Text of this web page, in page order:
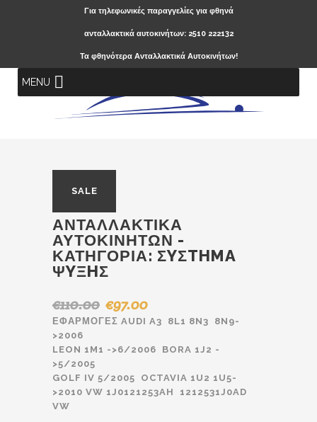
Για τηλεφωνικές παραγγελίες για φθηνά
ανταλλακτικά αυτοκινήτων: 2510 222132
Τα φθηνότερα Ανταλλακτικά Αυτοκινήτων!
MENU
SALE
ΑΝΤΑΛΛΑΚΤΙΚΆ
ΑΥΤΟΚΙΝΉΤΩΝ -
ΚΑΤΗΓΟΡΊΑ: ΣYΣTHMA
ΨYΞHΣ
€110.00 Original
price
€110.00.
€97.00Η
τρέχουσα
είναι:
ΕΦΑΡΜΟΓΕΣ AUDI A3 8L1 8N3 8N9-
>2006
LEON 1M1 ->6/2006 BORA 1J2 -
>5/2005
GOLF IV 5/2005 OCTAVIA 1U2 1U5-
>2010 VW 1J0121253AH 1212531J0AD
VW